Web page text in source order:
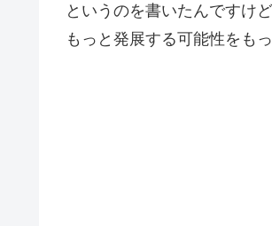
というのを書いたんですけ
もっと発展する可能性をも